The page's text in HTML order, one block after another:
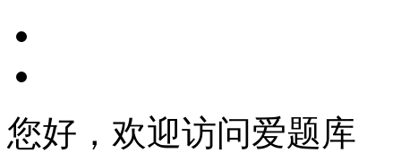
您好，欢迎访问爱题库